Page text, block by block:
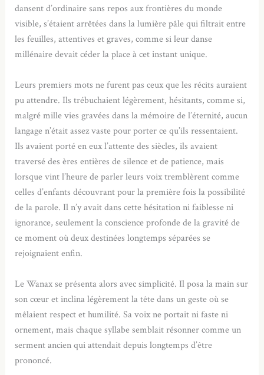
dansent d’ordinaire sans repos aux frontières du monde
visible, s’étaient arrêtées dans la lumière pâle qui filtrait entre
les feuilles, attentives et graves, comme si leur danse
millénaire devait céder la place à cet instant unique.
Leurs premiers mots ne furent pas ceux que les récits auraient
pu attendre. Ils trébuchaient légèrement, hésitants, comme si,
malgré mille vies gravées dans la mémoire de l’éternité, aucun
langage n’était assez vaste pour porter ce qu’ils ressentaient.
Ils avaient porté en eux l’attente des siècles, ils avaient
traversé des ères entières de silence et de patience, mais
lorsque vint l’heure de parler leurs voix tremblèrent comme
celles d’enfants découvrant pour la première fois la possibilité
de la parole. Il n’y avait dans cette hésitation ni faiblesse ni
ignorance, seulement la conscience profonde de la gravité de
ce moment où deux destinées longtemps séparées se
rejoignaient enfin.
Le Wanax se présenta alors avec simplicité. Il posa la main sur
son cœur et inclina légèrement la tête dans un geste où se
mêlaient respect et humilité. Sa voix ne portait ni faste ni
ornement, mais chaque syllabe semblait résonner comme un
serment ancien qui attendait depuis longtemps d’être
prononcé.